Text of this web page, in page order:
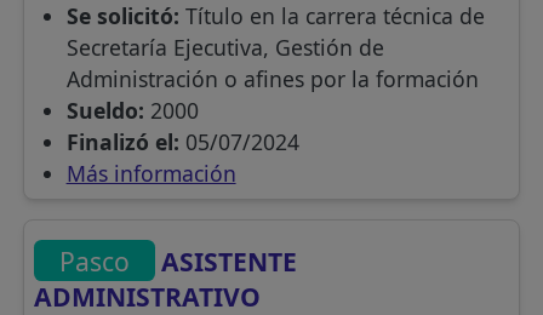
Se solicitó: Título en la carrera técnica de
Secretaría Ejecutiva, Gestión de
Administración o afines por la formación
Sueldo: 2000
Finalizó el: 05/07/2024
Más información
Pasco
ASISTENTE
ADMINISTRATIVO